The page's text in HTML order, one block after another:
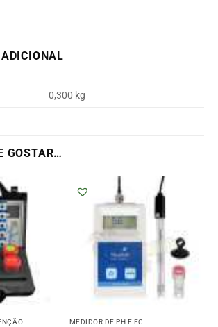
0,300 kg
GOSTAR…
MEDIDOR DE PH E EC